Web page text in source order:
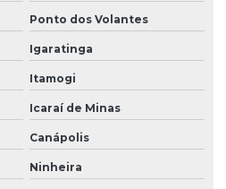
Ponto dos Volantes
Igaratinga
Itamogi
Icaraí de Minas
Canápolis
Ninheira